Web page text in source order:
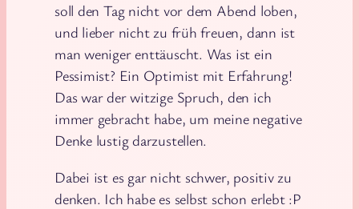
soll den Tag nicht vor dem Abend loben,
und lieber nicht zu früh freuen, dann ist
man weniger enttäuscht. Was ist ein
Pessimist? Ein Optimist mit Erfahrung!
Das war der witzige Spruch, den ich
immer gebracht habe, um meine negative
Denke lustig darzustellen.
Dabei ist es gar nicht schwer, positiv zu
denken. Ich habe es selbst schon erlebt :P